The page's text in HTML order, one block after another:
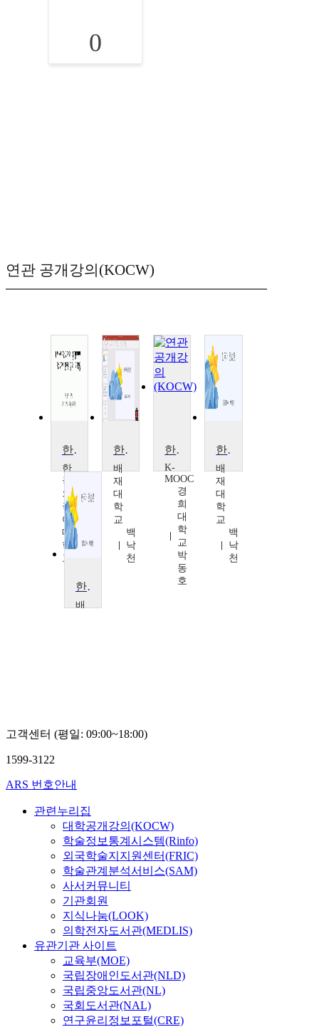
0
연관 공개강의(KOCW)
한국어문법
한
국
외
국
어
대
학
교
현
한국어문법론
배
재
대
학
교
백
낙
천
한국어문법교육론
K-
MOOC
경
희
대
학
교
박
동
호
한국어문법론
배
재
대
학
교
백
낙
천
한국어문법론
배
고객센터 (평일: 09:00~18:00)
1599-3122
ARS 번호안내
관련누리집
대학공개강의(KOCW)
학술정보통계시스템(Rinfo)
외국학술지지원센터(FRIC)
학술관계분석서비스(SAM)
사서커뮤니티
기관회원
지식나눔(LOOK)
의학전자도서관(MEDLIS)
유관기관 사이트
교육부(MOE)
국립장애인도서관(NLD)
국립중앙도서관(NL)
국회도서관(NAL)
연구윤리정보포털(CRE)